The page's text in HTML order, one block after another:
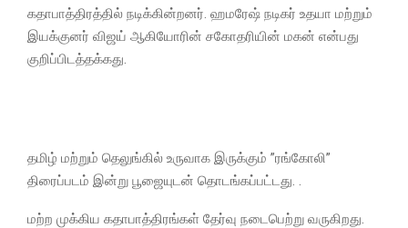
கதாபாத்திரத்தில் நடிக்கின்றனர். ஹமரேஷ் நடிகர் உதயா மற்றும்
இயக்குனர் விஜய் ஆகியோரின் சகோதரியின் மகன் என்பது
குறிப்பிடத்தக்கது.
தமிழ் மற்றும் தெலுங்கில் உருவாக இருக்கும் ”ரங்கோலி”
திரைப்படம் இன்று பூஜையுடன் தொடங்கப்பட்டது. .
மற்ற முக்கிய கதாபாத்திரங்கள் தேர்வு நடைபெற்று வருகிறது.